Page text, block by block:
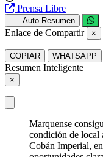
Prensa Libre
Auto Resumen
Enlace de Compartir ×
COPIAR WHATSAPP
Resumen Inteligente
×
Marquense
condición de local
Cobán Imperial,